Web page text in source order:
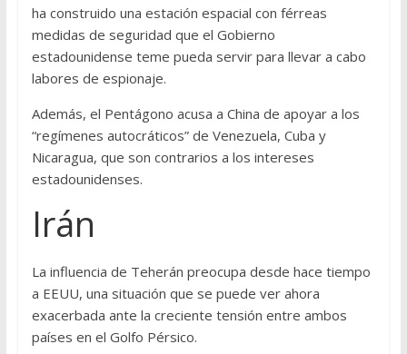
ha construido una estación espacial con férreas
medidas de seguridad que el Gobierno
estadounidense teme pueda servir para llevar a cabo
labores de espionaje.
Además, el Pentágono acusa a China de apoyar a los
“regímenes autocráticos” de Venezuela, Cuba y
Nicaragua, que son contrarios a los intereses
estadounidenses.
Irán
La influencia de Teherán preocupa desde hace tiempo
a EEUU, una situación que se puede ver ahora
exacerbada ante la creciente tensión entre ambos
países en el Golfo Pérsico.